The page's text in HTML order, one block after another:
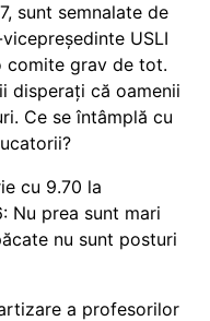
sunt semnalate de
USLI
comite grav de tot.
disperați că oamenii
Ce se întâmplă cu
cu 9.70 la
Nu prea sunt mari
nu sunt posturi
a profesorilor